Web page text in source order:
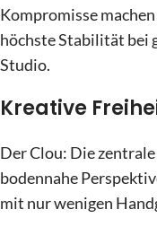
Kompromisse
höchste Stabilität bei
Studio.
Kreative
Der Clou: Die
bodennahe
mit nur wenigen